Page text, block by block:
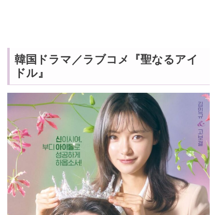
韓国ドラマ／ラブコメ『聖なるアイ
ドル』